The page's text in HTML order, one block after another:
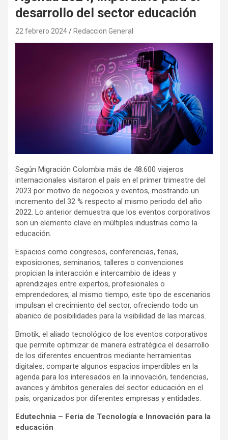
desarrollo del sector educación
22 febrero 2024 Redaccion General
Según Migración Colombia más de 48.600 viajeros
internacionales visitaron el país en el primer trimestre del
2023 por motivo de negocios y eventos, mostrando un
incremento del 32 % respecto al mismo periodo del año
2022. Lo anterior demuestra que los eventos corporativos
son un elemento clave en múltiples industrias como la
educación.
Espacios como congresos, conferencias, ferias,
exposiciones, seminarios, talleres o convenciones
propician la interacción e intercambio de ideas y
aprendizajes entre expertos, profesionales o
emprendedores; al mismo tiempo, este tipo de escenarios
impulsan el crecimiento del sector, ofreciendo todo un
abanico de posibilidades para la visibilidad de las marcas.
Bmotik, el aliado tecnológico de los eventos corporativos
que permite optimizar de manera estratégica el desarrollo
de los diferentes encuentros mediante herramientas
digitales, comparte algunos espacios imperdibles en la
agenda para los interesados en la innovación, tendencias,
avances y ámbitos generales del sector educación en el
país, organizados por diferentes empresas y entidades.
Edutechnia – Feria de Tecnología e Innovación para la
educación